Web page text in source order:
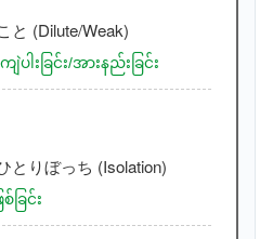
(Dilute/Weak)
းခြင်း/အားနည်းခြင်း
りぼっち (Isolation)
ခြင်း